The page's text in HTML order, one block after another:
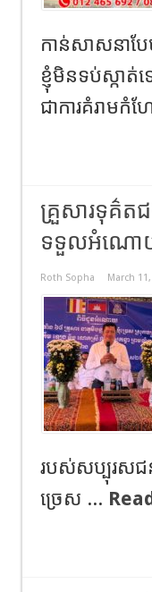
កាន់សាសនាបែ
ខ្ញុំមិនទប់ស្កាត់ទ
ជាការគំរាមកំ
គ្រួសារទុគ៌ត
ទទួលអំណោ
Roth Sopha March
របស់សប្បុរសជន
ច្រេស ...